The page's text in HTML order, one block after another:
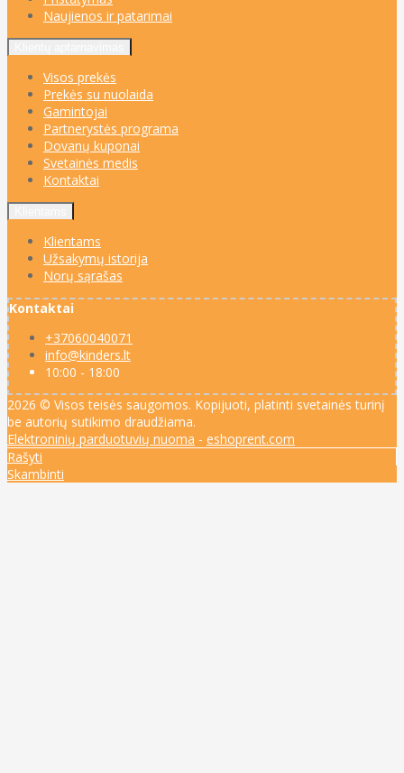
Naujienos ir patarimai
Visos prekės
Prekės su nuolaida
Gamintojai
Partnerystės programa
Dovanų kuponai
Svetainės medis
Kontaktai
Klientams
Užsakymų istorija
Norų sąrašas
Kontaktai
+37060040071
info@kinders.lt
10:00 - 18:00
2026 © Visos teisės saugomos. Kopijuoti, platinti svetainės turinį
be autorių sutikimo draudžiama.
Elektroninių parduotuvių nuoma - eshoprent.com
Rašyti
Skambinti